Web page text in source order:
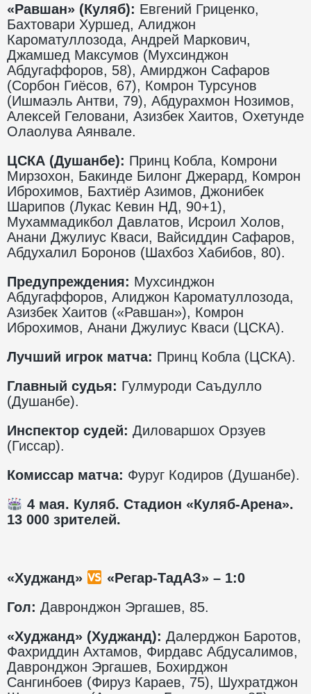
«Равшан» (Куляб): Евгений Гриценко,
Бахтовари Хуршед, Алиджон
Кароматуллозода, Андрей Маркович,
Джамшед Максумов (Мухсинджон
Абдугаффоров, 58), Амирджон Сафаров
(Сорбон Гиёсов, 67), Комрон Турсунов
(Ишмаэль Антви, 79), Абдурахмон Нозимов,
Алексей Геловани, Азизбек Хаитов, Охетунде
Олаолува Аянвале.
ЦСКА (Душанбе): Принц Кобла, Комрони
Мирзохон, Бакинде Билонг Джерард, Комрон
Иброхимов, Бахтиёр Азимов, Джонибек
Шарипов (Лукас Кевин НД, 90+1),
Мухаммадикбол Давлатов, Исроил Холов,
Анани Джулиус Кваси, Вайсиддин Сафаров,
Абдухалил Боронов (Шахбоз Хабибов, 80).
Предупреждения: Мухсинджон
Абдугаффоров, Алиджон Кароматуллозода,
Азизбек Хаитов («Равшан»), Комрон
Иброхимов, Анани Джулиус Кваси (ЦСКА).
Лучший игрок матча: Принц Кобла (ЦСКА).
Главный судья: Гулмуроди Саъдулло
(Душанбе).
Инспектор судей: Диловаршох Орзуев
(Гиссар).
Комиссар матча: Фуруг Кодиров (Душанбе).
4 мая. Куляб. Стадион «Куляб-Арена».
13 000 зрителей.
«Худжанд»
«Регар-ТадАЗ» – 1:0
Гол: Давронджон Эргашев, 85.
«Худжанд» (Худжанд): Далерджон Баротов,
Фахриддин Ахтамов, Фирдавс Абдусалимов,
Давронджон Эргашев, Бохирджон
Сангинбоев (Фируз Караев, 75), Шухратджон